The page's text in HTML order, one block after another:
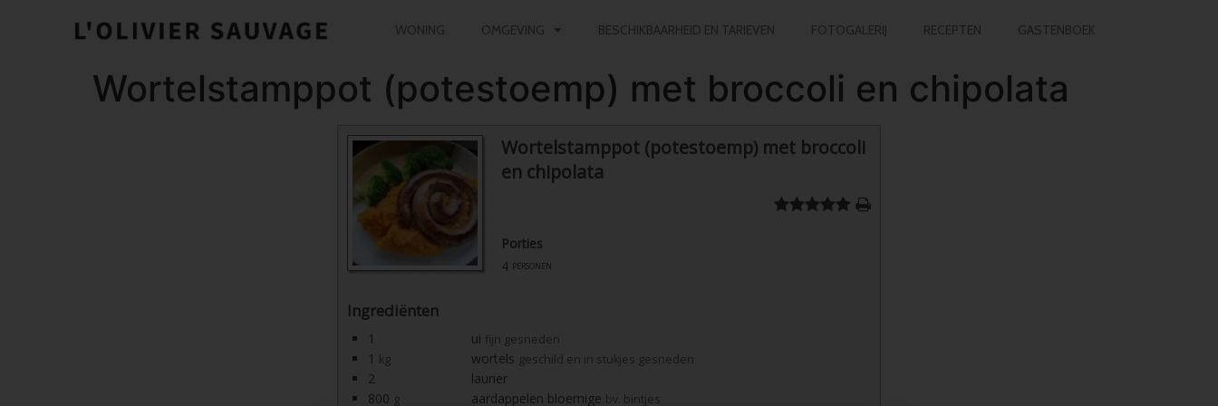
WONING OMGEVING BESCHIKBAARHEID EN TARIEVEN FOTOGALERIJ RECEPTEN GASTENBOEK
Wortelstamppot (potestoemp) met broccoli en chipolata
Wortelstamppot (potestoemp) met broccoli
en chipolata
Porties
4 personen
Ingrediënten
1 ui fijn gesneden
1 kg wortels geschild en in stukjes gesneden
2
laurier
800 g aardappelen bloemige bv. bintjes